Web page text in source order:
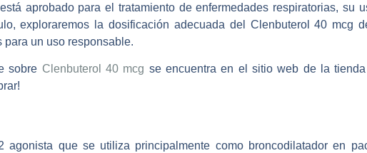
aprobado para el tratamiento de enfermedades respiratorias, su
exploraremos la dosificación adecuada del Clenbuterol 40 mcg
un uso responsable.
sobre Clenbuterol 40 mсg se encuentra en el sitio web de la
agonista que se utiliza principalmente como broncodilatador en